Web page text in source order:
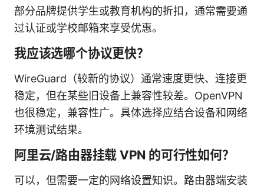
部分品牌提供学生或教育机构的折扣，通常需要通
过认证或学校邮箱来享受优惠。
我应该选哪个协议更快？
WireGuard（较新的协议）通常速度更快、连接更
稳定，但在某些旧设备上兼容性较差。OpenVPN
也很稳定，兼容性广。具体选择应结合设备和网络
环境测试结果。
阿里云/路由器挂载 VPN 的可行性如何？
可以，但需要一定的网络设置知识。路由器端安装